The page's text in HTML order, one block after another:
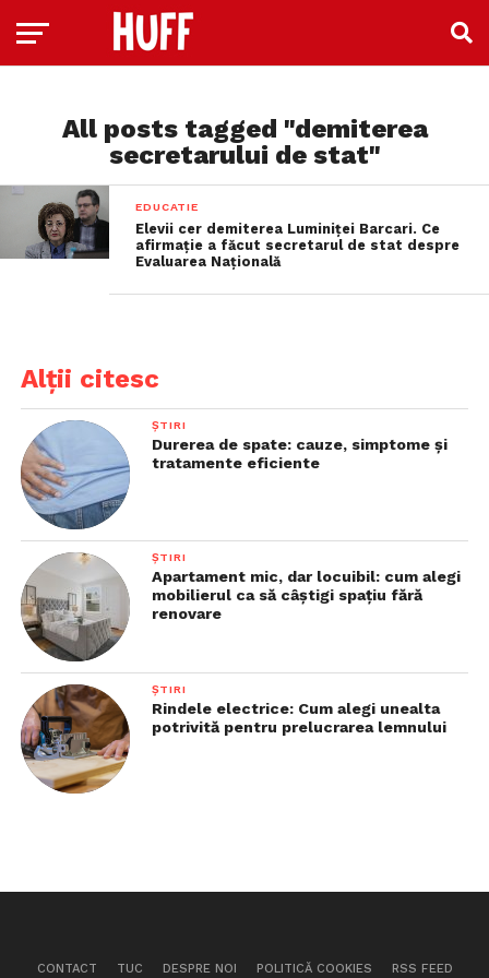
All posts tagged "demiterea
secretarului de stat"
EDUCATIE
Elevii cer demiterea Luminiței Barcari. Ce
afirmație a făcut secretarul de stat despre
Evaluarea Națională
Alții citesc
ȘTIRI
Durerea de spate: cauze, simptome și
tratamente eficiente
ȘTIRI
Apartament mic, dar locuibil: cum alegi
mobilierul ca să câștigi spațiu fără
renovare
ȘTIRI
Rindele electrice: Cum alegi unealta
potrivită pentru prelucrarea lemnului
CONTACT TUC DESPRE NOI POLITICĂ COOKIES RSS FEED